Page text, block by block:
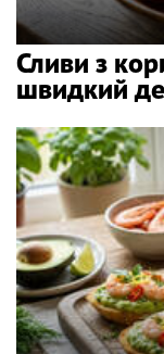
Сливи з
швидкий